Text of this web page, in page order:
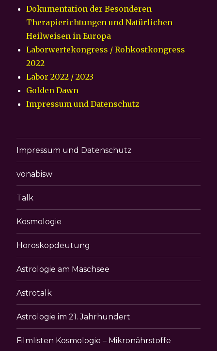
Dokumentation der Besonderen
Therapierichtungen und Natürlichen
Heilweisen in Europa
Laborwertekongress / Rohkostkongress
2022
Labor 2022 / 2023
Golden Dawn
Impressum und Datenschutz
Impressum und Datenschutz
vonabisw
Talk
Kosmologie
Horoskopdeutung
Astrologie am Maschsee
Astrotalk
Astrologie im 21. Jahrhundert
Filmlisten Kosmologie – Mikronährstoffe